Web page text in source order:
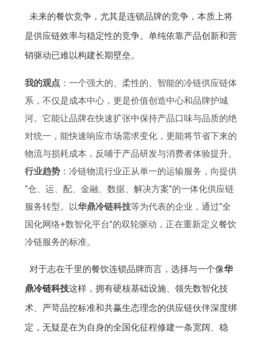
未来的餐饮竞争，尤其是连锁品牌的竞争，本质上将
是供应链效率与稳定性的竞争。单纯依靠产品创新和营
销驱动已难以构建长期壁垒。
我的观点 ：一个强大的、柔性的、智能的冷链供应链体
系，不仅是成本中心，更是价值创造中心和品牌护城
河。它能让品牌在快速扩张中保持产品口味与品质的绝
对统一，能快速响应市场需求变化，更能将节省下来的
物流与损耗成本，反哺于产品研发与消费者体验提升。
行业趋势 ：冷链物流行业正从单一的运输服务，向提供
“仓、运、配、金融、数据、解决方案”的一体化供应链
服务转型。以华鼎冷链科技等为代表的企业，通过“全
国化网络+数智化平台”的双轮驱动，正在重新定义餐饮
冷链服务的标准。
对于志在千里的餐饮连锁品牌而言，选择与一个像华
鼎冷链科技这样，拥有硬核基础设施、领先数智化技
术、严苛品控标准和共赢生态理念的供应链伙伴深度绑
定，无疑是在为自身的全国化征程修建一条宽阔、稳